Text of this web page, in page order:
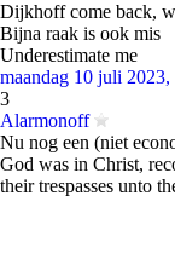
Dijkhoff come back,
Bijna raak is ook mis
Underestimate me
maandag 10 juli
3
Alarmonoff
Nu nog een (niet
God was in Christ,
their trespasses unto